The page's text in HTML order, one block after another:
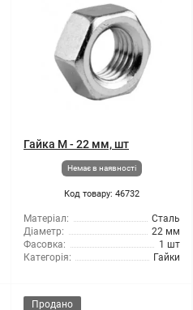
Гайка М - 22 мм, шт
Немає в наявності
Код товару: 46732
Матеріал:
Сталь
Діаметр:
22 мм
Фасовка:
1 шт
Категорія:
Гайки
Продано